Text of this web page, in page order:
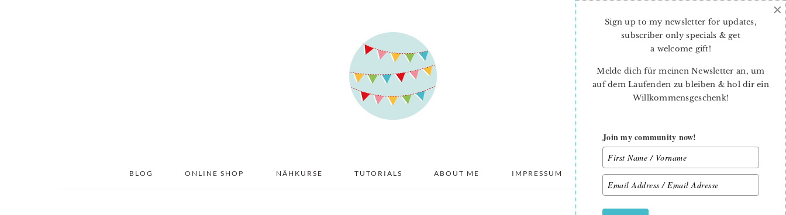
BLOG ONLINE SHOP NÄHKURSE TUTORIALS ABOUT ME IMPRESSUM DATENSCHUTZ
Sign up to my newsletter for updates,
subscriber only specials & get
a welcome gift!
Melde dich für meinen Newsletter an, um
auf dem Laufenden zu bleiben & hol dir ein
Willkommensgeschenk!
Join my community now!
×